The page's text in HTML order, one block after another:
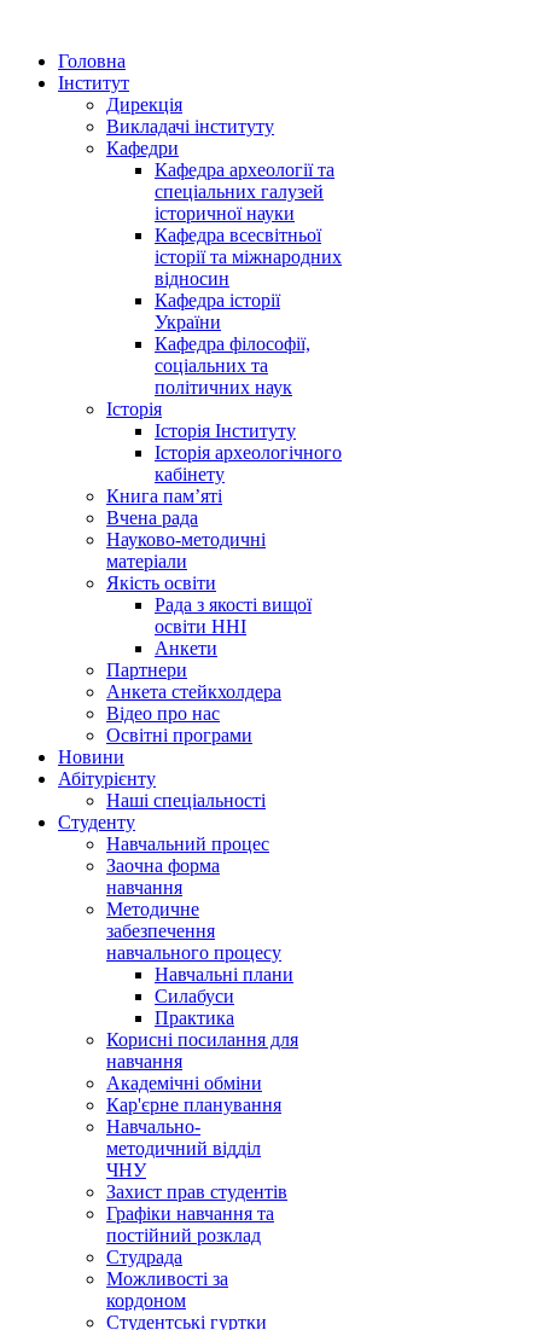
Головна
Інститут
Дирекція
Викладачі інституту
Кафедри
Кафедра археології та
спеціальних галузей
історичної науки
Кафедра всесвітньої
історії та міжнародних
відносин
Кафедра історії
України
Кафедра філософії,
соціальних та
політичних наук
Історія
Історія Інституту
Історія археологічного
кабінету
Книга памʼяті
Вчена рада
Науково-методичні
матеріали
Якість освіти
Рада з якості вищої
освіти ННІ
Анкети
Партнери
Анкета стейкхолдера
Відео про нас
Освітні програми
Hовини
Абітурієнту
Наші спеціальності
Студенту
Навчальний процес
Заочна форма
навчання
Методичне
забезпечення
навчального процесу
Навчальні плани
Силабуси
Практика
Корисні посилання для
навчання
Академічні обміни
Кар'єрне планування
Навчально-
методичний відділ
ЧНУ
Захист прав студентів
Графіки навчання та
постійний розклад
Студрада
Можливості за
кордоном
Студентські гуртки